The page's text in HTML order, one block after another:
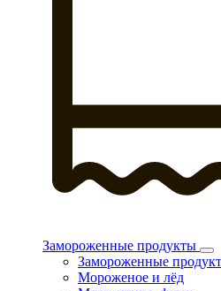
Замороженные продукты
Замороженные
Мороженое и лёд